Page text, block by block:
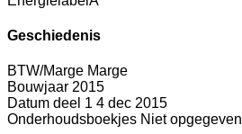
Geschiedenis
BTW/Marge Marge
Bouwjaar 2015
Datum deel 1 4 dec 2015
Onderhoudsboekjes Niet opgegeven